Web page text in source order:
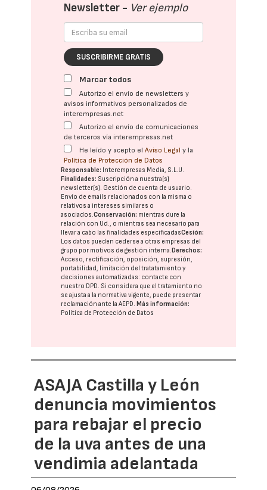
Newsletter - Ver ejemplo
SUSCRIBIRME GRATIS
Marcar todos
Autorizo el envío de newsletters y
avisos informativos personalizados de
interempresas.net
Autorizo el envío de comunicaciones
de terceros vía interempresas.net
He leído y acepto elAviso Legal y la
Política de Protección de Datos
Responsable: Interempresas Media, S.L.U.
Finalidades: Suscripción a nuestra(s)
newsletter(s). Gestión de cuenta de usuario.
Envío de emails relacionados con la misma o
relativos a intereses similares o
asociados.Conservación: mientras dure la
relación con Ud., o mientras sea necesario para
llevar a cabo las finalidades especificadasCesión:
Los datos pueden cederse a otras empresas del
grupo por motivos de gestión interna. Derechos:
Acceso, rectificación, oposición, supresión,
portabilidad, limitación del tratatamiento y
decisiones automatizadas: contacte con
nuestro DPD. Si considera que el tratamiento no
se ajusta a la normativa vigente, puede presentar
reclamación ante laAEPD. Más información:
Política de Protección de Datos
ASAJA Castilla y León
denuncia movimientos
para rebajar el precio
de la uva antes de una
vendimia adelantada